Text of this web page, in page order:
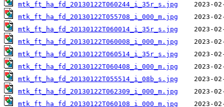
mtk_ft_ha_fd_20130122T060244_i_35r_s.jpg
mtk_ft_ha_fd_20130122T055708_i_000_m.jpg
mtk_ft_ha_fd_20130122T060014_i_35r_s.jpg
mtk_ft_ha_fd_20130122T060008_i_000_m.jpg
mtk_ft_ha_fd_20130122T060514_i_35r_s.jpg
mtk_ft_ha_fd_20130122T060408_i_000_m.jpg
mtk_ft_ha_fd_20130122T055514_i_08b_s.jpg
mtk_ft_ha_fd_20130122T062309_i_000_m.jpg
mtk_ft_ha_fd_20130122T060108_i_000_m.jpg